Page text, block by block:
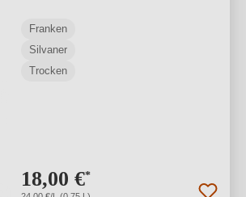
Franken
Silvaner
Trocken
18,00 €*